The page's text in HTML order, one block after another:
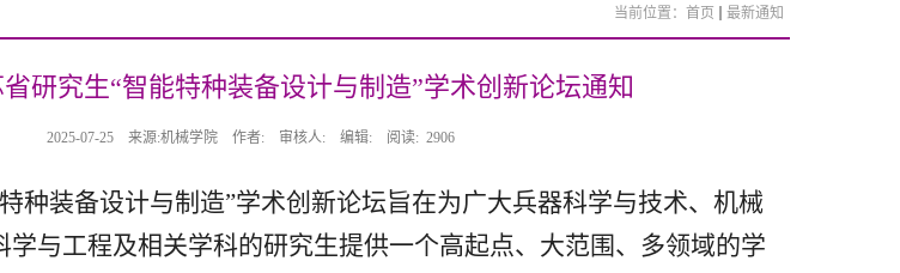
当前位置： 首页 最新通知
省研究生“智能特种装备设计与制造”学术创新论坛通知
2025-07-25 来源:机械学院 作者: 审核人: 编辑: 阅读: 2906
种装备设计与制造”学术创新论坛旨在为广大兵器科学与技术、机械
学与工程及相关学科的研究生提供一个高起点、大范围、多领域的学